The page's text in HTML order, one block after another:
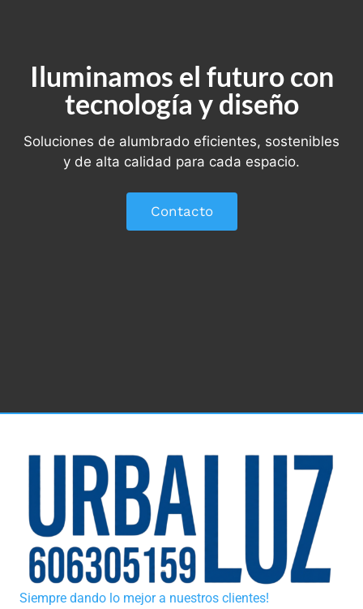
Iluminamos el futuro con
tecnología y diseño
Soluciones de alumbrado eficientes, sostenibles
y de alta calidad para cada espacio.
Contacto
Siempre dando lo mejor a nuestros clientes!